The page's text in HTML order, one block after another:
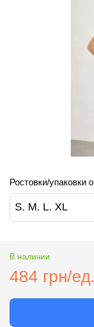
Ростовки/упаковки
S. M. L. XL
В наличии
484 грн/ед.